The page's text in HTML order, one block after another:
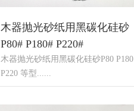
木器抛光砂纸用黑碳化硅砂
P80# P180# P220#
木器抛光砂纸用黑碳化硅砂P80 P180
P220 等型......